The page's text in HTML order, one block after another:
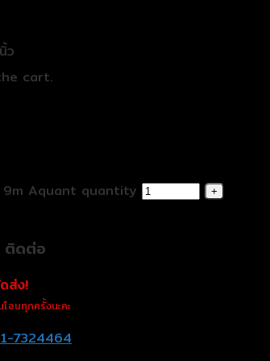
cart.
ว
9m Aquant quantity
ติดต่อ
ส่ง!
อนทุกครั้งนะคะ
7324464